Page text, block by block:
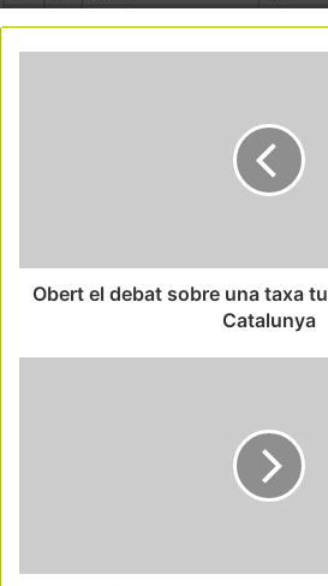
Obert el debat sobre una taxa
Catalunya